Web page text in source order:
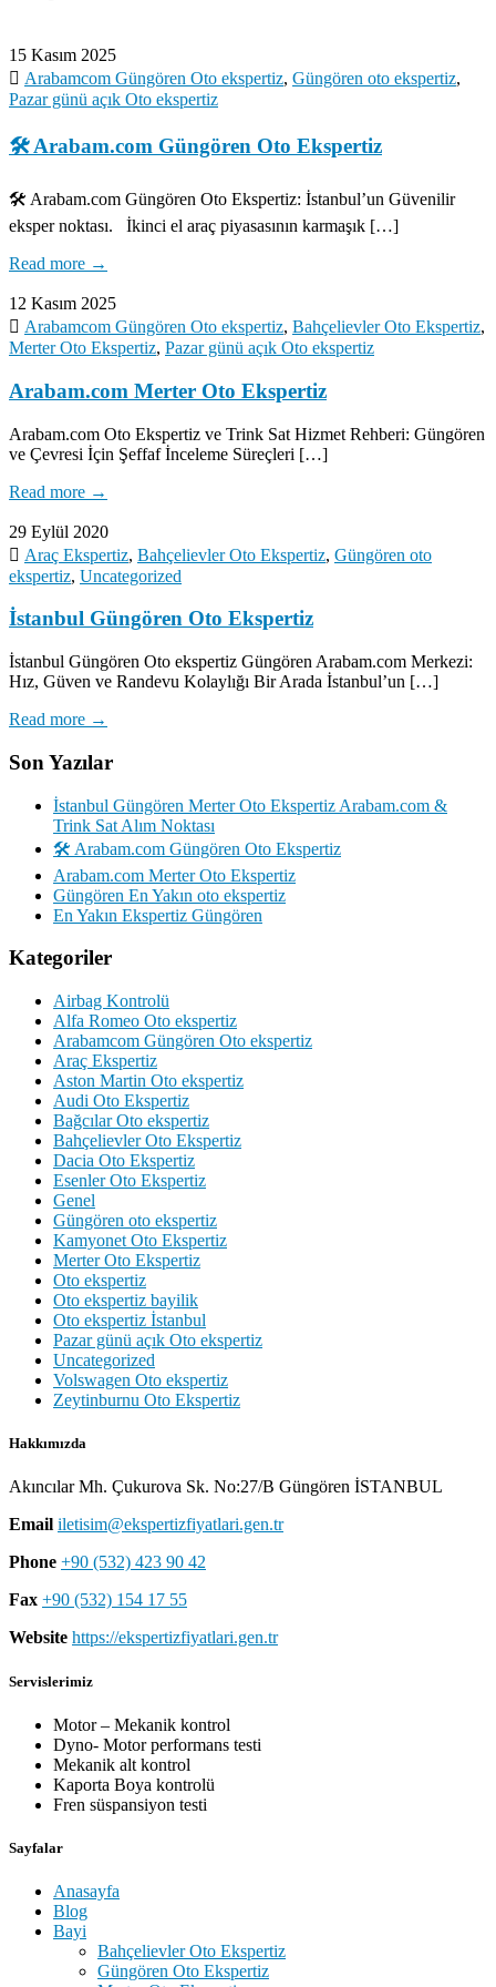
15 Kasım 2025
Arabamcom Güngören Oto ekspertiz, Güngören oto ekspertiz,
Pazar günü açık Oto ekspertiz
🛠️ Arabam.com Güngören Oto Ekspertiz
🛠️ Arabam.com Güngören Oto Ekspertiz: İstanbul’un Güvenilir
eksper noktası. İkinci el araç piyasasının karmaşık […]
Read more →
12 Kasım 2025
Arabamcom Güngören Oto ekspertiz, Bahçelievler Oto Ekspertiz,
Merter Oto Ekspertiz, Pazar günü açık Oto ekspertiz
Arabam.com Merter Oto Ekspertiz
Arabam.com Oto Ekspertiz ve Trink Sat Hizmet Rehberi: Güngören
ve Çevresi İçin Şeffaf İnceleme Süreçleri […]
Read more →
29 Eylül 2020
Araç Ekspertiz, Bahçelievler Oto Ekspertiz, Güngören oto
ekspertiz, Uncategorized
İstanbul Güngören Oto Ekspertiz
İstanbul Güngören Oto ekspertiz Güngören Arabam.com Merkezi:
Hız, Güven ve Randevu Kolaylığı Bir Arada İstanbul’un […]
Read more →
Son Yazılar
İstanbul Güngören Merter Oto Ekspertiz Arabam.com &
Trink Sat Alım Noktası
🛠️ Arabam.com Güngören Oto Ekspertiz
Arabam.com Merter Oto Ekspertiz
Güngören En Yakın oto ekspertiz
En Yakın Ekspertiz Güngören
Kategoriler
Airbag Kontrolü
Alfa Romeo Oto ekspertiz
Arabamcom Güngören Oto ekspertiz
Araç Ekspertiz
Aston Martin Oto ekspertiz
Audi Oto Ekspertiz
Bağcılar Oto ekspertiz
Bahçelievler Oto Ekspertiz
Dacia Oto Ekspertiz
Esenler Oto Ekspertiz
Genel
Güngören oto ekspertiz
Kamyonet Oto Ekspertiz
Merter Oto Ekspertiz
Oto ekspertiz
Oto ekspertiz bayilik
Oto ekspertiz İstanbul
Pazar günü açık Oto ekspertiz
Uncategorized
Volswagen Oto ekspertiz
Zeytinburnu Oto Ekspertiz
Hakkımızda
Akıncılar Mh. Çukurova Sk. No:27/B Güngören İSTANBUL
Email iletisim@ekspertizfiyatlari.gen.tr
Phone +90 (532) 423 90 42
Fax +90 (532) 154 17 55
Website https://ekspertizfiyatlari.gen.tr
Servislerimiz
Motor – Mekanik kontrol
Dyno- Motor performans testi
Mekanik alt kontrol
Kaporta Boya kontrolü
Fren süspansiyon testi
Sayfalar
Anasayfa
Blog
Bayi
Bahçelievler Oto Ekspertiz
Güngören Oto Ekspertiz